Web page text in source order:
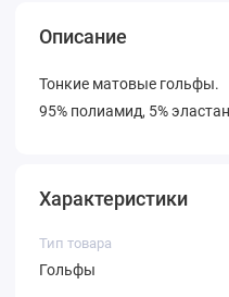
Описание
Тонкие матовые гольфы.
95% полиамид, 5% эластан
Характеристики
Тип товара
Гольфы